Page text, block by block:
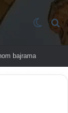
bajrama